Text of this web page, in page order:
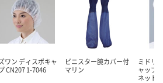
ワン ディスポキャ
CN207 1-7046
ビニスター腕カバー付
マリン
ミドリ
ャップ
ネット